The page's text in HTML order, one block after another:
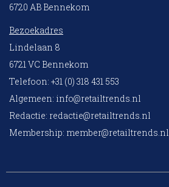
6720 AB Bennekom
Bezoekadres
Lindelaan 8
6721 VC Bennekom
Telefoon: +31 (0) 318 431 553
Algemeen: info@retailtrends.nl
Redactie: redactie@retailtrends.nl
Membership: member@retailtrends.nl